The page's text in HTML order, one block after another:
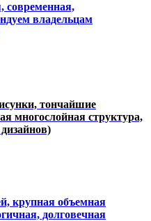
современная,
владельцам
тончайшие
многослойная структура,
крупная объемная
долговечная